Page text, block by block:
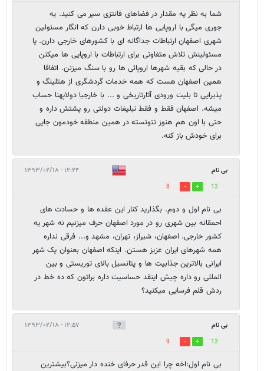
شما به نظر یه مقدار در فضاهای فانتزی سیر می کنید. یه
جوری میگی با اروپایی ها ارتباط خوبی دارن که انگار مسئولین
شهری اصفهان ارتباطات جداگانه ای با کشورهای خارجی دارن. یا
مسئولینش تلاش متفاوتی برای ارتباطات با اروپایی ها میکنن
در حالی که بقیه شهرها اروپائی ها رو با سنگ میزنن. اتفاقا
همین اصفهان هست که همه خدمات گردشگری از هتلینگ و
پذیرایی تا بلیت ورودی آثارتاریخی و ... با خارجیا دولاپهنا حساب
میشه. اصفهان فقط و فقط تبلیغات دولتی رو پشتش داره و
حتی با اون هم هنوز نتونسته در همین منطقه خودمون جایی
برای خودش باز کنه.
بی نام ۱۲:۲۴ - ۱۳۹۳/۰۲/۱۸
13
8
بی نام اول و دوم. بگذارید کنار این عقده ها و حسادت های
احمقانه بین شهری رو در مورد اصفهان حرف میزنیم نه شهر یه
کشور خارجی. اصفهان، شیراز، تهران، مشهد و... فرقی نداره
همه شهرهای ایران عزیز هستن. اینکه اصفهان بعنوان یک شهر
ایرانی بالاترین جذابیت ها و پتانسیل بالای توریستی و بین
المللی رو داره چیش اینقد حساسیت داره براتون که ده خط در
ردش قلم فرسایی میکنید؟
بی نام ۱۲:۵۷ - ۱۳۹۳/۰۲/۱۸
13
9
بی نام اول:اخه چرا این قدر حرفای خنده دار میزنی؟بیشترین